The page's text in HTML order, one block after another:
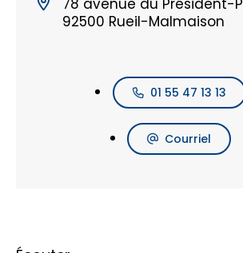
78 avenue du Président-
92500 Rueil-Malmaison
01 55 47 13 13
Courriel